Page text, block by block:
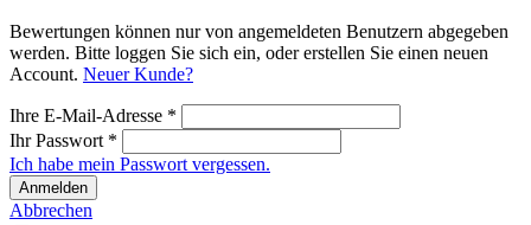
Bewertungen können nur von angemeldeten Benutzern abgegeben
werden. Bitte loggen Sie sich ein, oder erstellen Sie einen neuen
Account. Neuer Kunde?
Ihre E-Mail-Adresse *
Ihr Passwort *
Ich habe mein Passwort vergessen.
Anmelden
Abbrechen